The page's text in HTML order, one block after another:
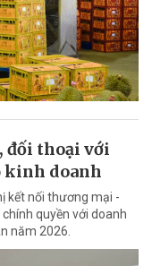
đối thoại với
kinh doanh
kết nối thương mại -
quyền với doanh
năm 2026.